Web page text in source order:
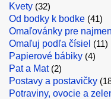
Kvety (32)
Od bodky k bodke (41)
Omaľovánky pre
Omaľuj podľa čísiel (11)
Papierové bábiky (4)
Pat a Mat(2)
Postavy a postavičky
Potraviny, ovocie a